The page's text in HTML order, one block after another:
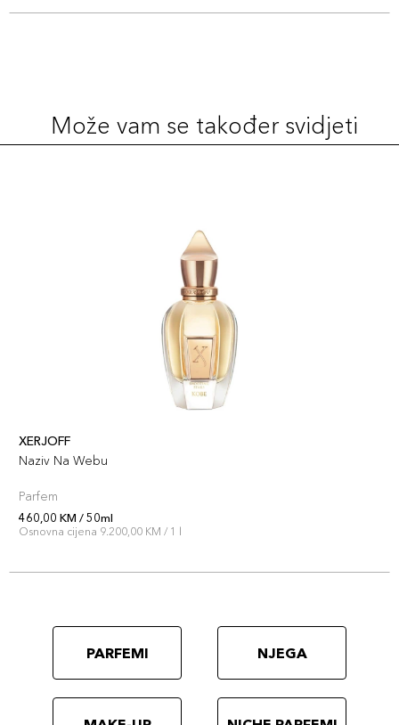
Može vam se također svidjeti
XERJOFF
Naziv Na Webu
Parfem
460,00 KM / 50ml
Osnovna cijena 9.200,00 KM / 1 l
PARFEMI NJEGA